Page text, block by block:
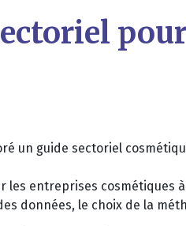
un guide sectoriel
les entreprises
données, le choix de la